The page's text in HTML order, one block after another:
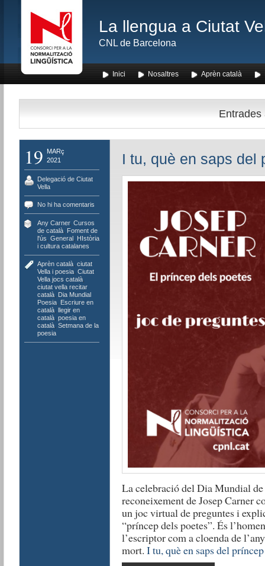
La llengua a Ciutat
CNL de Barcelona
Inici Nosaltres Aprèn català
Entrades
19
MARç
2021
Delegació de Ciutat
Vella
No hi ha comentaris
Any Carner, Cursos
de català, Foment de
l'ús General, HIstòria
i cultura catalanes
Aprèn català, ciutat
Vella i poesia, Ciutat
Vella jocs català,
ciutat vella recitar
català, Dia Mundial
Poesia, Escriure en
català, llegir en
català, poesia en
català, Setmana de la
poesia
I tu, què en saps del
La celebració del Dia Mundial
reconeixement de Josep Carner
un joc virtual de preguntes i
“príncep dels poetes”. És
l’escriptor com a cloenda de
mort. I tu, què en saps del